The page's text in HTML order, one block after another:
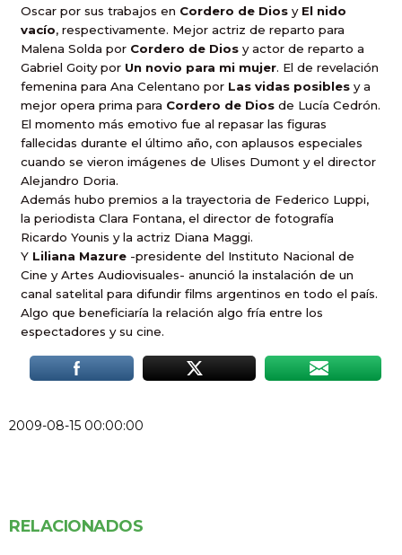
Oscar por sus trabajos en Cordero de Dios y El nido
vacío, respectivamente. Mejor actriz de reparto para
Malena Solda por Cordero de Dios y actor de reparto a
Gabriel Goity por Un novio para mi mujer. El de revelación
femenina para Ana Celentano por Las vidas posibles y a
mejor opera prima para Cordero de Dios de Lucía Cedrón.
El momento más emotivo fue al repasar las figuras
fallecidas durante el último año, con aplausos especiales
cuando se vieron imágenes de Ulises Dumont y el director
Alejandro Doria.
Además hubo premios a la trayectoria de Federico Luppi,
la periodista Clara Fontana, el director de fotografía
Ricardo Younis y la actriz Diana Maggi.
Y Liliana Mazure -presidente del Instituto Nacional de
Cine y Artes Audiovisuales- anunció la instalación de un
canal satelital para difundir films argentinos en todo el país.
Algo que beneficiaría la relación algo fría entre los
espectadores y su cine.
2009-08-15 00:00:00
RELACIONADOS